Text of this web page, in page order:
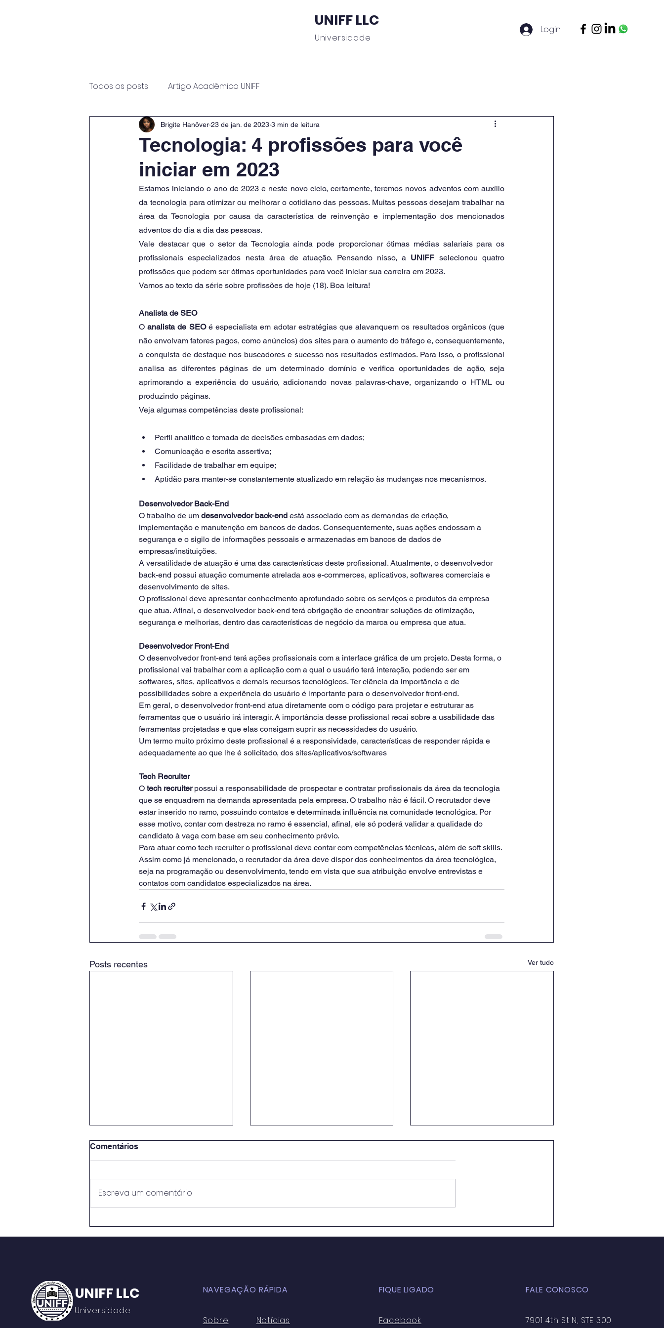
UNIFF LLC
Universidade
Login
Todos os posts Artigo Acadêmico UNIFF
Tecnologia: 4 profissões para você
iniciar em 2023
Brigite Hanôver 23 de jan. de 2023 3 min de leitura
Estamos iniciando o ano de 2023 e neste novo ciclo, certamente, teremos novos adventos com auxílio
da tecnologia para otimizar ou melhorar o cotidiano das pessoas. Muitas pessoas desejam trabalhar na
área da Tecnologia por causa da característica de reinvenção e implementação dos mencionados
adventos do dia a dia das pessoas.
Vale destacar que o setor da Tecnologia ainda pode proporcionar ótimas médias salariais para os
profissionais especializados nesta área de atuação. Pensando nisso, a UNIFF selecionou quatro
profissões que podem ser ótimas oportunidades para você iniciar sua carreira em 2023.
Vamos ao texto da série sobre profissões de hoje (18). Boa leitura!
Analista de SEO
O analista de SEO é especialista em adotar estratégias que alavanquem os resultados orgânicos (que
não envolvam fatores pagos, como anúncios) dos sites para o aumento do tráfego e, consequentemente,
a conquista de destaque nos buscadores e sucesso nos resultados estimados. Para isso, o profissional
analisa as diferentes páginas de um determinado domínio e verifica oportunidades de ação, seja
aprimorando a experiência do usuário, adicionando novas palavras-chave, organizando o HTML ou
produzindo páginas.
Veja algumas competências deste profissional:
Perfil analítico e tomada de decisões embasadas em dados;
Comunicação e escrita assertiva;
Facilidade de trabalhar em equipe;
Aptidão para manter-se constantemente atualizado em relação às mudanças nos mecanismos.
Desenvolvedor Back-End
O trabalho de um desenvolvedor back-end está associado com as demandas de criação,
implementação e manutenção em bancos de dados. Consequentemente, suas ações endossam a
segurança e o sigilo de informações pessoais e armazenadas em bancos de dados de
empresas/instituições.
A versatilidade de atuação é uma das características deste profissional. Atualmente, o desenvolvedor
back-end possui atuação comumente atrelada aos e-commerces, aplicativos, softwares comerciais e
desenvolvimento de sites.
O profissional deve apresentar conhecimento aprofundado sobre os serviços e produtos da empresa
que atua. Afinal, o desenvolvedor back-end terá obrigação de encontrar soluções de otimização,
segurança e melhorias, dentro das características de negócio da marca ou empresa que atua.
Desenvolvedor Front-End
O desenvolvedor front-end terá ações profissionais com a interface gráfica de um projeto. Desta forma, o
profissional vai trabalhar com a aplicação com a qual o usuário terá interação, podendo ser em
softwares, sites, aplicativos e demais recursos tecnológicos. Ter ciência da importância e de
possibilidades sobre a experiência do usuário é importante para o desenvolvedor front-end.
Em geral, o desenvolvedor front-end atua diretamente com o código para projetar e estruturar as
ferramentas que o usuário irá interagir. A importância desse profissional recai sobre a usabilidade das
ferramentas projetadas e que elas consigam suprir as necessidades do usuário.
Um termo muito próximo deste profissional é a responsividade, características de responder rápida e
adequadamente ao que lhe é solicitado, dos sites/aplicativos/softwares
Tech Recruiter
O tech recruiter possui a responsabilidade de prospectar e contratar profissionais da área da tecnologia
que se enquadrem na demanda apresentada pela empresa. O trabalho não é fácil. O recrutador deve
estar inserido no ramo, possuindo contatos e determinada influência na comunidade tecnológica. Por
esse motivo, contar com destreza no ramo é essencial, afinal, ele só poderá validar a qualidade do
candidato à vaga com base em seu conhecimento prévio.
Para atuar como tech recruiter o profissional deve contar com competências técnicas, além de soft skills.
Assim como já mencionado, o recrutador da área deve dispor dos conhecimentos da área tecnológica,
seja na programação ou desenvolvimento, tendo em vista que sua atribuição envolve entrevistas e
contatos com candidatos especializados na área.
Posts recentes Ver tudo
Comentários
Escreva um comentário
UNIFF LLC
Universidade
NAVEGAÇÃO RÁPIDA
Sobre Notícias
FIQUE LIGADO
Facebook
FALE CONOSCO
7901 4th St N, STE 300